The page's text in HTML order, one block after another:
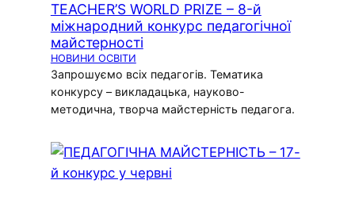
TEACHER’S WORLD PRIZE – 8-й
міжнародний конкурс педагогічної
майстерності
НОВИНИ ОСВІТИ
Запрошуємо всіх педагогів. Тематика
конкурсу – викладацька, науково-
методична, творча майстерність педагога.